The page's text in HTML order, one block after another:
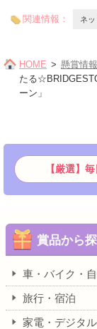
関連情報： ネ
HOME 懸賞情報
たる
ーン」
【厳選】
賞品から
車・バイク・
旅行・宿泊
家電・デジタ